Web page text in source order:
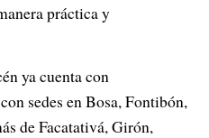
práctica y
ya cuenta con
sedes en Bosa, Fontibón,
de Facatativá, Girón,